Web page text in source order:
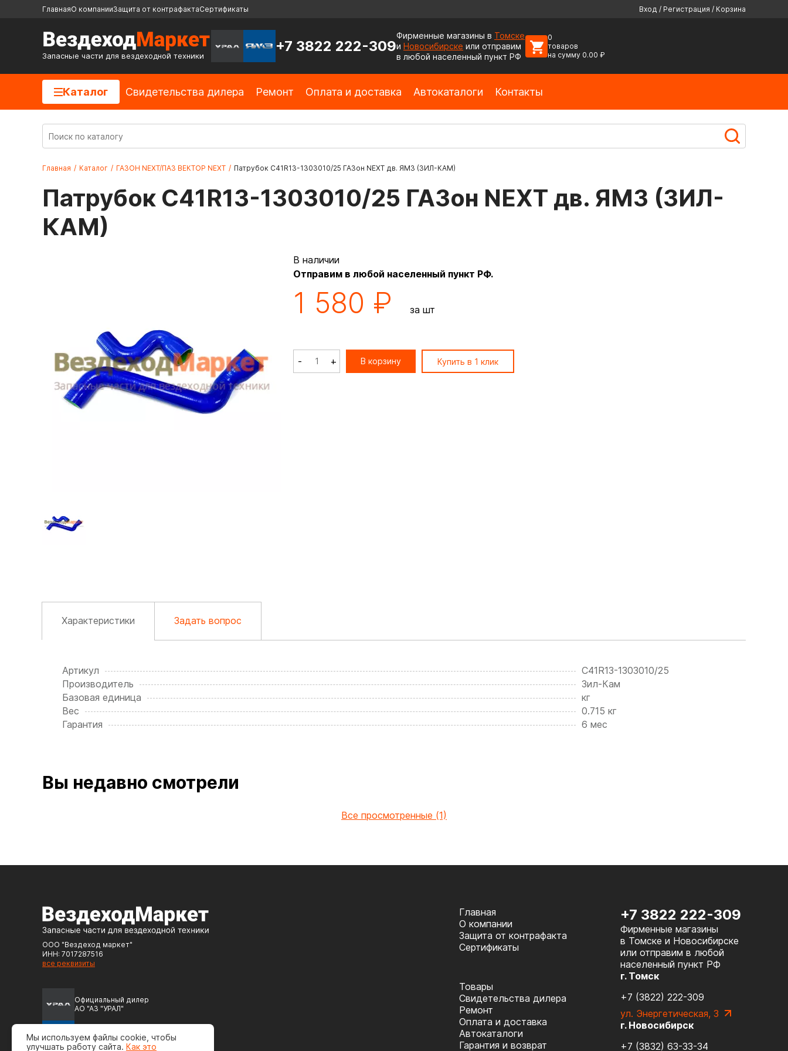
ГлавнаяО компанииЗащита от контрафактаСертификаты Вход / Регистрация / Корзина
Запасные части для вездеходной техники
+7 3822 222-309
Фирменные магазины в Томске
и Новосибирске или отправим
в любой населенный пункт РФ
0
товаров
на сумму 0.00 ₽
Каталог Cвидетельства дилера Ремонт Оплата и доставка Автокаталоги Контакты
Главная / Каталог / ГАЗОН NEXT/ПАЗ ВЕКТОР NEXT / Патрубок С41R13-1303010/25 ГАЗон NEXT дв. ЯМЗ (ЗИЛ-КАМ)
Патрубок С41R13-1303010/25 ГАЗон NEXT дв. ЯМЗ (ЗИЛ-
КАМ)
В наличии
Отправим в любой населенный пункт РФ.
1 580 ₽ за шт
- + В корзину Купить в 1 клик
Характеристики Задать вопрос
Артикул
С41R13-1303010/25
Производитель
Зил-Кам
Базовая единица
кг
Вес
0.715 кг
Гарантия
6 мес
Вы недавно смотрели
Все просмотренные (1)
ООО "Вездеход маркет"
ИНН: 7017287516
все реквизиты
Официальный дилер
АО "АЗ "УРАЛ"
Официальный дилер
ПАО "Автодизель" (ЯМЗ)
Главная
О компании
Защита от контрафакта
Сертификаты
Товары
Cвидетельства дилера
Ремонт
Оплата и доставка
Автокаталоги
Гарантия и возврат
+7 3822 222-309
Фирменные магазины
в Томске и Новосибирске
или отправим в любой
населенный пункт РФ
г. Томск
+7 (3822) 222-309
ул. Энергетическая, 3
г. Новосибирск
+7 (3832) 63-33-34
Мы используем файлы cookie, чтобы
улучшать работу сайта. Как это